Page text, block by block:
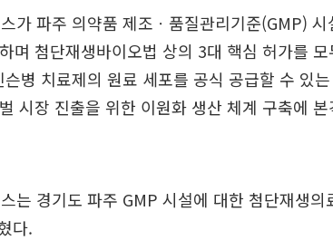
가 파주 의약품 제조ㆍ품질관리기준(GMP) 시
며 첨단재생바이오법 상의 3대 핵심 허가를
병 치료제의 원료 세포를 공식 공급할 수 있
시장 진출을 위한 이원화 생산 체계 구축에
는 경기도 파주 GMP 시설에 대한 첨단재생
다.